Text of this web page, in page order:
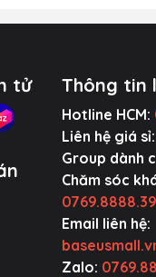
tử Thông tin
Hotline HCM:
Liên hệ giá sỉ:
Group dành
Chăm sóc
0769.8888.39
Email liên hệ:
Zalo: